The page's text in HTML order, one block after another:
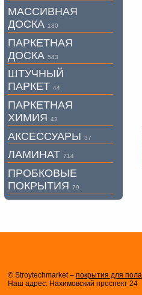
МАССИВНАЯ
ДОСКА 180
ПАРКЕТНАЯ
ДОСКА 543
ШТУЧНЫЙ
ПАРКЕТ 44
ПАРКЕТНАЯ
ХИМИЯ 43
АКСЕССУАРЫ 37
ЛАМИНАТ 714
ПРОБКОВЫЕ
ПОКРЫТИЯ 79
© Stroytechmarket – покрытия для пола
Наш адрес: Нахимовский проспект 24